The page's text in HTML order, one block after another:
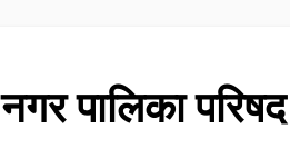
पालिका